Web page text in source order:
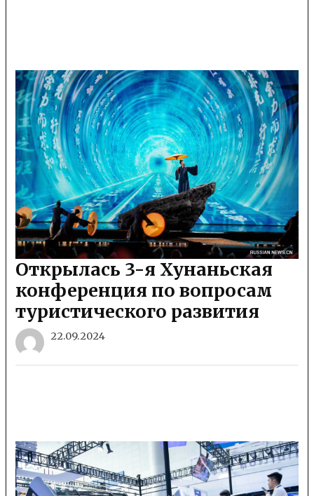
Открылась 3-я Хунаньская
конференция по вопросам
туристического развития
22.09.2024